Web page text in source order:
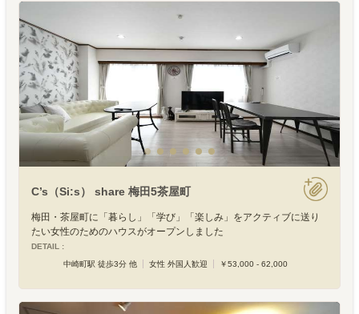
C’s（Si:s） share 梅田5茶屋町
梅田・茶屋町に「暮らし」「学び」「楽しみ」をアクティブに送り
たい女性のためのハウスがオープンしました
DETAIL :
中崎町駅 徒歩3分 他
女性 外国人歓迎 ￥53,000 - 62,000